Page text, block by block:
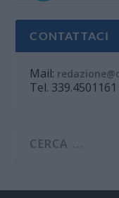
CONTATTACI
Mail:
Tel.